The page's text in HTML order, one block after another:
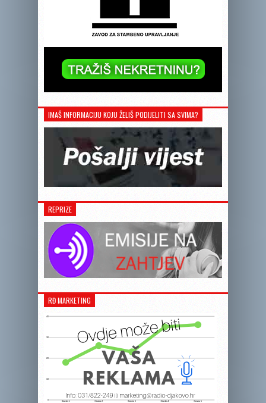
IMAŠ INFORMACIJU KOJU ŽELIŠ PODIJELITI SA SVIMA?
REPRIZE
RĐ MARKETING